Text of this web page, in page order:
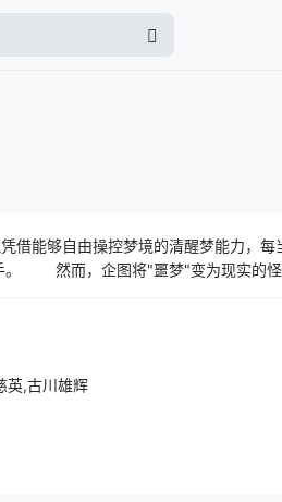
托付世界命运的莫，作为假面骑士ZZZ的梦境任务正式开启！
英,古川雄辉